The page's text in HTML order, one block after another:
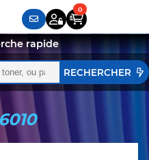
sont
rapide